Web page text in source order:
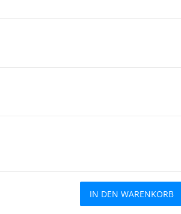
IN DEN WARENKORB